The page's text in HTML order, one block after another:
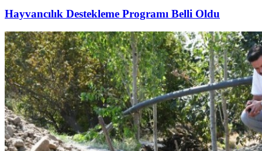
Hayvancılık Destekleme Programı Belli Oldu